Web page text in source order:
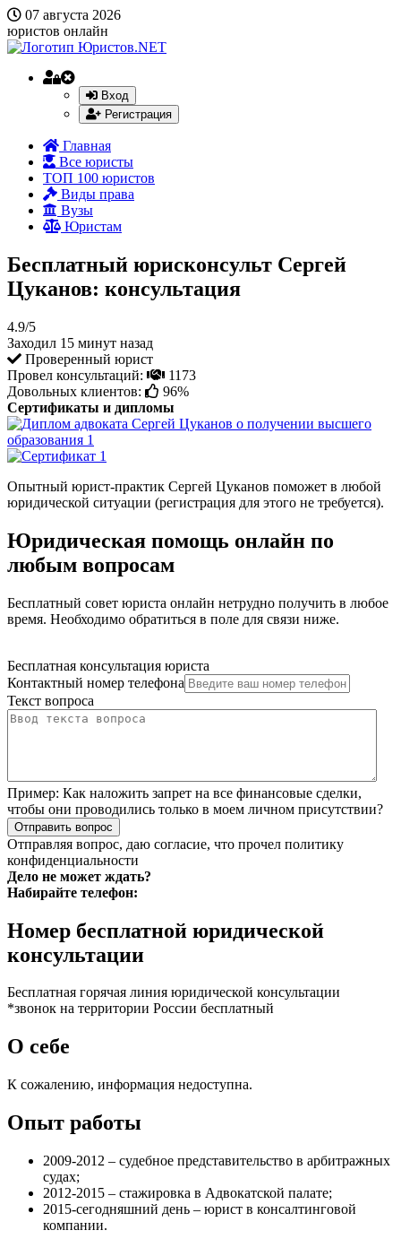
07 августа 2026
юристов онлайн
Вход
Регистрация
Главная
Все юристы
ТОП 100 юристов
Виды права
Вузы
Юристам
Бесплатный юрисконсульт Сергей
Цуканов: консультация
4.9/5
Заходил 15 минут назад
Проверенный юрист
Провел консультаций:
1173
Довольных клиентов:
96%
Сертификаты и дипломы
Опытный юрист-практик Сергей Цуканов поможет в любой
юридической ситуации (регистрация для этого не требуется).
Юридическая помощь онлайн по
любым вопросам
Бесплатный совет юриста онлайн нетрудно получить в любое
время. Необходимо обратиться в поле для связи ниже.
Бесплатная консультация юриста
Контактный номер телефона
Текст вопроса
Пример: Как наложить запрет на все финансовые сделки,
чтобы они проводились только в моем личном присутствии?
Отправить вопрос
Отправляя вопрос, даю согласие, что прочел политику
конфиденциальности
Дело не может ждать?
Набирайте телефон:
Номер бесплатной юридической
консультации
Бесплатная горячая линия юридической консультации
*звонок на территории России бесплатный
О себе
К сожалению, информация недоступна.
Опыт работы
2009-2012 – судебное представительство в арбитражных
судах;
2012-2015 – стажировка в Адвокатской палате;
2015-сегодняшний день – юрист в консалтинговой
компании.